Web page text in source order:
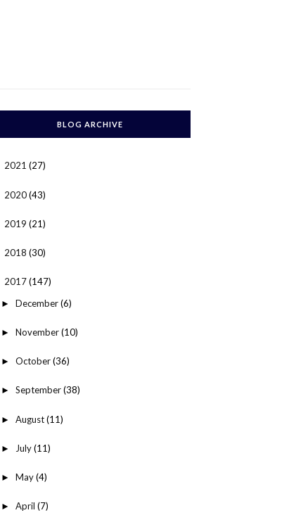
BLOG ARCHIVE
2021(27)
2020(43)
2019(21)
2018(30)
2017(147)
► December(6)
► November(10)
► October(36)
► September(38)
► August(11)
► July(11)
► May(4)
► April (7)